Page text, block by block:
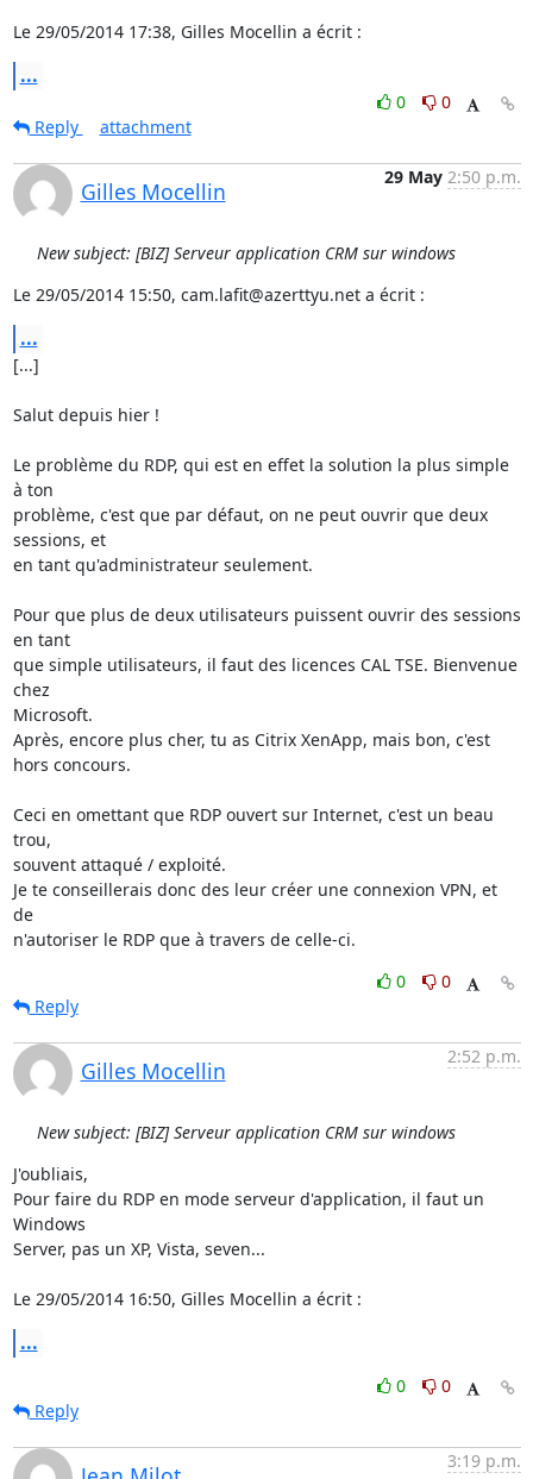
Le 29/05/2014 17:38, Gilles Mocellin a écrit :
...
0
0
Reply
attachment
Gilles Mocellin
29 May 2:50 p.m.
New subject: [BIZ] Serveur application CRM sur windows
Le 29/05/2014 15:50, cam.lafit@azerttyu.net a écrit :
...
[...]
Salut depuis hier !
Le problème du RDP, qui est en effet la solution la plus simple
à ton
problème, c'est que par défaut, on ne peut ouvrir que deux
sessions, et
en tant qu'administrateur seulement.
Pour que plus de deux utilisateurs puissent ouvrir des sessions
en tant
que simple utilisateurs, il faut des licences CAL TSE. Bienvenue
chez
Microsoft.
Après, encore plus cher, tu as Citrix XenApp, mais bon, c'est
hors concours.
Ceci en omettant que RDP ouvert sur Internet, c'est un beau
trou,
souvent attaqué / exploité.
Je te conseillerais donc des leur créer une connexion VPN, et
de
n'autoriser le RDP que à travers de celle-ci.
0
0
Reply
Gilles Mocellin
2:52 p.m.
New subject: [BIZ] Serveur application CRM sur windows
J'oubliais,
Pour faire du RDP en mode serveur d'application, il faut un
Windows
Server, pas un XP, Vista, seven...
Le 29/05/2014 16:50, Gilles Mocellin a écrit :
...
0
0
Reply
3:19 p.m.